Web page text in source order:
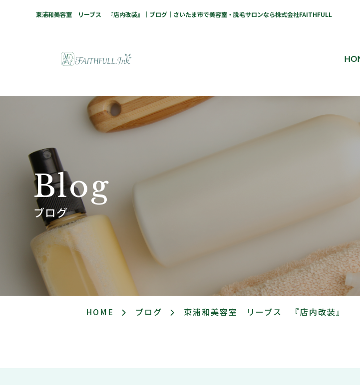
東浦和美容室 リーブス 『店内改装』｜ブログ｜さいたま市で美容室・脱毛サロンなら株式会社FAITHFULL
Blog
ブログ
HOME ブログ 東浦和美容室 リーブス 『店内改装』